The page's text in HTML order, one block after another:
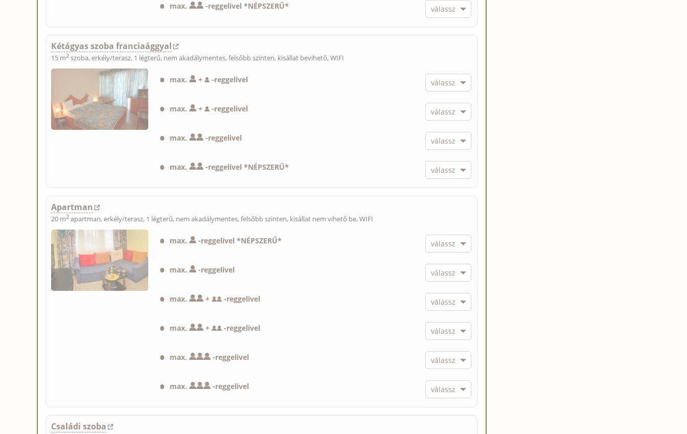
max. -reggelivel *NÉPSZERŰ*
Kétágyas szoba franciaággyal
15 m2 szoba, erkély/terasz, 1 légterű, nem akadálymentes, felsőbb szinten, kisállat bevihető, WIFI
max. + -reggelivel
max. + -reggelivel
max. -reggelivel
max. -reggelivel *NÉPSZERŰ*
Apartman
20 m2 apartman, erkély/terasz, 1 légterű, nem akadálymentes, felsőbb szinten, kisállat nem vihető be, WIFI
max. -reggelivel *NÉPSZERŰ*
max. -reggelivel
max. + -reggelivel
max. + -reggelivel
max. -reggelivel
max. -reggelivel
Családi szoba